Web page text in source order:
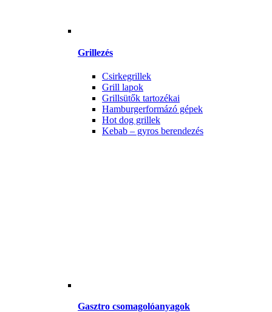
Grillezés
Csirkegrillek
Grill lapok
Grillsütők tartozékai
Hamburgerformázó gépek
Hot dog grillek
Kebab – gyros berendezés
Gasztro csomagolóanyagok